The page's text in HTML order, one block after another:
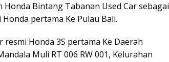
Bintang Tabanan Used Car sebagai
pertama Ke Pulau Bali.
Honda 3S pertama Ke Daerah
Muli RT 006 RW 001, Kelurahan